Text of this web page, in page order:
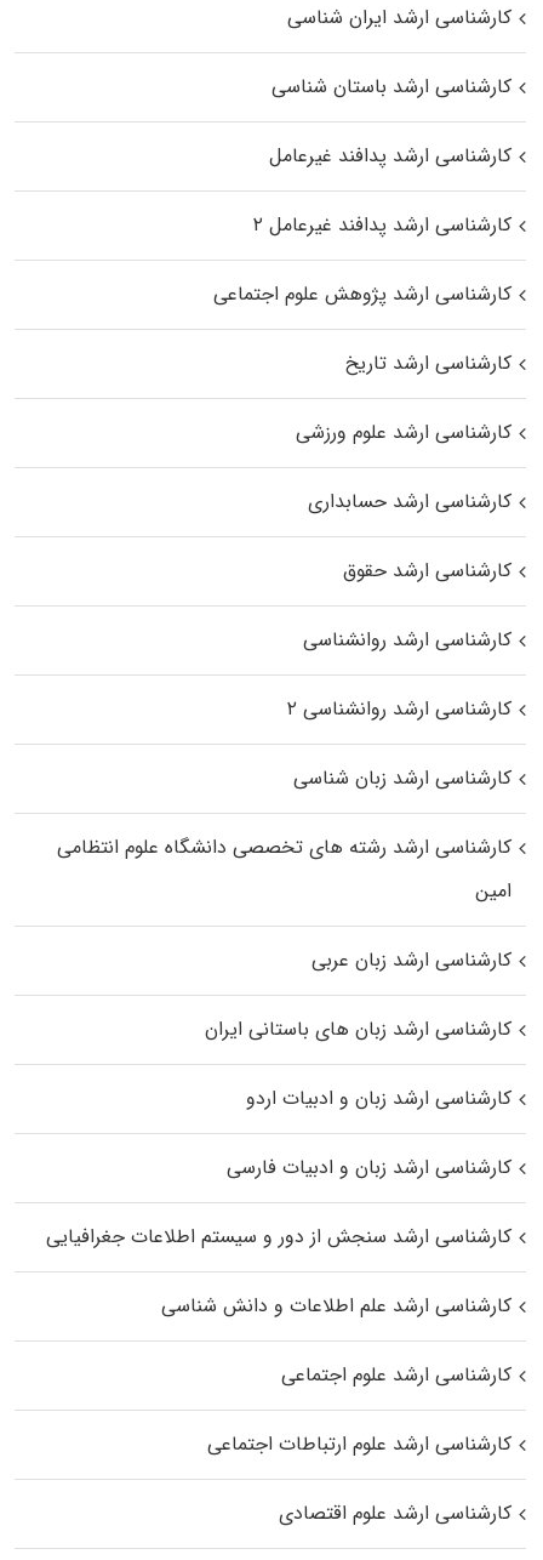
کارشناسی ارشد ایران شناسی
کارشناسی ارشد باستان شناسی
کارشناسی ارشد پدافند غیرعامل
کارشناسی ارشد پدافند غیرعامل ۲
کارشناسی ارشد پژوهش علوم اجتماعی
کارشناسی ارشد تاریخ
کارشناسی ارشد علوم ورزشی
کارشناسی ارشد حسابداری
کارشناسی ارشد حقوق
کارشناسی ارشد روانشناسی
کارشناسی ارشد روانشناسی ۲
کارشناسی ارشد زبان شناسی
کارشناسی ارشد رﺷﺘﻪ ﻫﺎی تخصصی داﻧﺸﮕﺎه ﻋﻠﻮم انتظامی
اﻣﻴﻦ
کارشناسی ارشد زبان عربی
کارشناسی ارشد زبان‌ های باستانی ایران
کارشناسی ارشد زبان و ادبیات اردو
کارشناسی ارشد زبان و ادبیات فارسی
کارشناسی ارشد سنجش از دور و سیستم اطلاعات جغرافیایی
کارشناسی ارشد علم اطلاعات و دانش شناسی
کارشناسی ارشد علوم اجتماعی
کارشناسی ارشد علوم ارتباطات اجتماعی
کارشناسی ارشد علوم اقتصادی